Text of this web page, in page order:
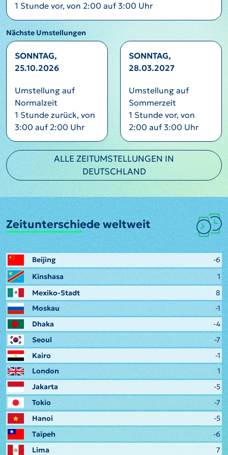
1 Stunde vor, von 2:00 auf 3:00 Uhr
Nächste Umstellungen
SONNTAG,
25.10.2026
Umstellung auf
Normalzeit
1 Stunde zurück, von
3:00 auf 2:00 Uhr
SONNTAG,
28.03.2027
Umstellung auf
Sommerzeit
1 Stunde vor, von
2:00 auf 3:00 Uhr
ALLE ZEITUMSTELLUNGEN IN
DEUTSCHLAND
Zeitunterschiede weltweit
Beijing
-6
Kinshasa
1
Mexiko-Stadt
8
Moskau
-1
Dhaka
-4
Seoul
-7
Kairo
-1
London
1
Jakarta
-5
Tokio
-7
Hanoi
-5
Taipeh
-6
Lima
7